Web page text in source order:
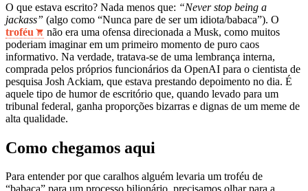
O que estava escrito? Nada menos que: “Never stop being a
jackass” (algo como “Nunca pare de ser um idiota/babaca”). O
troféu
não era uma ofensa direcionada a Musk, como muitos
poderiam imaginar em um primeiro momento de puro caos
informativo. Na verdade, tratava-se de uma lembrança interna,
comprada pelos próprios funcionários da OpenAI para o cientista de
pesquisa Josh Ackiam, que estava prestando depoimento no dia. É
aquele tipo de humor de escritório que, quando levado para um
tribunal federal, ganha proporções bizarras e dignas de um meme de
alta qualidade.
Como chegamos aqui
Para entender por que caralhos alguém levaria um troféu de